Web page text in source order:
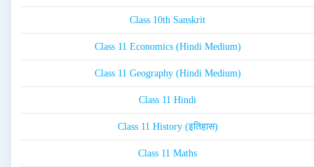
Class 10th Sanskrit
Class 11 Economics (Hindi Medium)
Class 11 Geography (Hindi Medium)
Class 11 Hindi
Class 11 History (इतिहास)
Class 11 Maths